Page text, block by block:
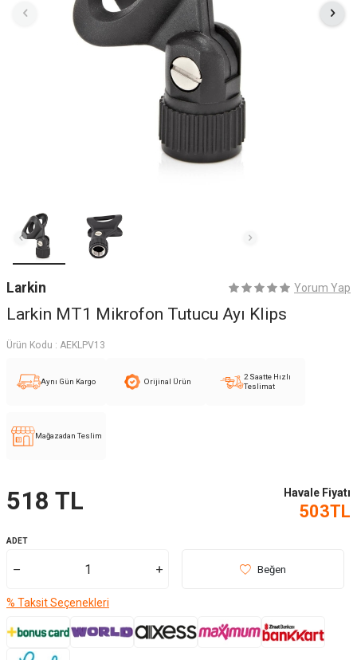
Larkin Yorum Yap
Larkin MT1 Mikrofon Tutucu Ayı Klips
Ürün Kodu : AEKLPV13
Aynı Gün Kargo Orijinal Ürün
2 Saatte Hızlı
Teslimat
Mağazadan Teslim
518 TL Havale Fiyatı
503TL
ADET
Beğen
% Taksit Seçenekleri